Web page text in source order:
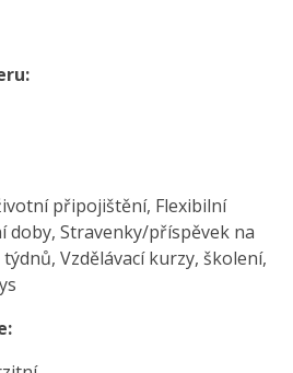
připojištění, Flexibilní
doby, Stravenky/příspěvek na
Vzdělávací kurzy, školení,